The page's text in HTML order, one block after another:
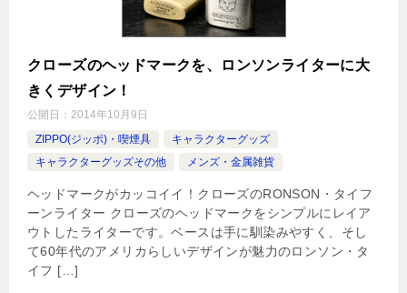
クローズのヘッドマークを、ロンソンライターに大
きくデザイン！
公開日： 2014年10月9日
ZIPPO(ジッポ)・喫煙具
キャラクターグッズ
キャラクターグッズその他
メンズ・金属雑貨
ヘッドマークがカッコイイ！クローズのRONSON・タイフ
ーンライター クローズのヘッドマークをシンプルにレイア
ウトしたライターです。ベースは手に馴染みやすく、そし
て60年代のアメリカらしいデザインが魅力のロンソン・タ
イフ […]